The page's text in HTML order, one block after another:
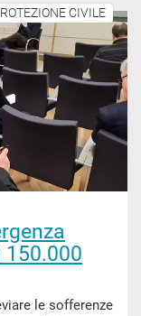
CIVILE
150.000
le sofferenze